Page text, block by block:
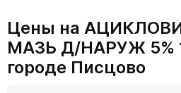
Цены на
МАЗЬ Д/НАРУЖ 5%
городе Писцово